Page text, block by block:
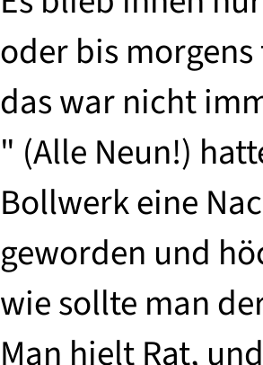
oder bis
das war nicht
" (Alle Neun!)
Bollwerk eine
geworden und
wie sollte man
Man hielt Rat,